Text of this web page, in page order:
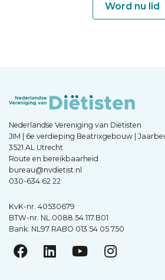
Word nu lid
Nederlandse Vereniging van Diëtisten
JIM | 6e verdieping Beatrixgebouw |
3521 AL Utrecht
Route en bereikbaarheid
bureau@nvdietist.nl
030-634 62 22
KvK-nr. 40530679
BTW-nr. NL.0088.54.117.B01
Bank: NL97 RABO 013 54 05 750